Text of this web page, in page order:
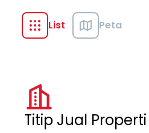
List Peta
Titip Jual Properti